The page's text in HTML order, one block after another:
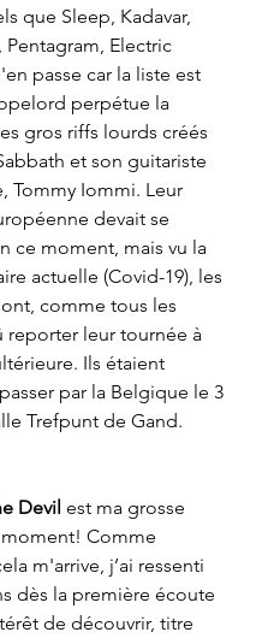
que Sleep, Kadavar,
Electric
passe car la liste est
perpétue la
gros riffs lourds créés
et son guitariste
Tommy Iommi. Leur
devait se
ce moment, mais vu la
actuelle (Covid-19), les
comme tous les
reporter leur tournée à
Ils étaient
par la Belgique le 3
Trefpunt de Gand.
Devil est ma grosse
Comme
m'arrive, j’ai ressenti
dès la première écoute
de découvrir, titre